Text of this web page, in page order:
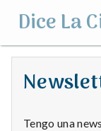
Dice La
Tengo una